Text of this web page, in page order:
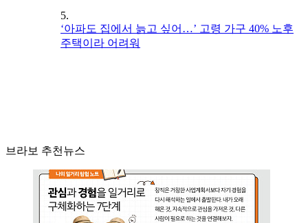
5.
‘아파도 집에서 늙고 싶어…’ 고령 가구 40% 노후
주택이라 어려워
브라보 추천뉴스